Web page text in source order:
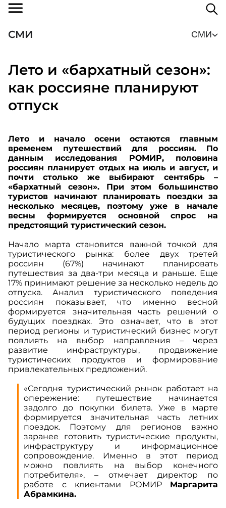
СМИ СМИ
Лето и «бархатный сезон»:
как россияне планируют
отпуск
Лето и начало осени остаются главным
временем путешествий для россиян. По
данным исследования РОМИР, половина
россиян планирует отдых на июль и август, и
почти столько же выбирают сентябрь –
«бархатный сезон». При этом большинство
туристов начинают планировать поездки за
несколько месяцев, поэтому уже в начале
весны формируется основной спрос на
предстоящий туристический сезон.
Начало марта становится важной точкой для
туристического рынка: более двух третей
россиян (67%) начинают планировать
путешествия за два-три месяца и раньше. Еще
17% принимают решение за несколько недель до
отпуска. Анализ туристического поведения
россиян показывает, что именно весной
формируется значительная часть решений о
будущих поездках. Это означает, что в этот
период регионы и туристический бизнес могут
повлиять на выбор направления – через
развитие инфраструктуры, продвижение
туристических продуктов и формирование
привлекательных предложений.
«Сегодня туристический рынок работает на
опережение: путешествие начинается
задолго до покупки билета. Уже в марте
формируется значительная часть летних
поездок. Поэтому для регионов важно
заранее готовить туристические продукты,
инфраструктуру и информационное
сопровождение. Именно в этот период
можно повлиять на выбор конечного
потребителя», – отмечает директор по
работе с клиентами РОМИР Маргарита
Абрамкина.